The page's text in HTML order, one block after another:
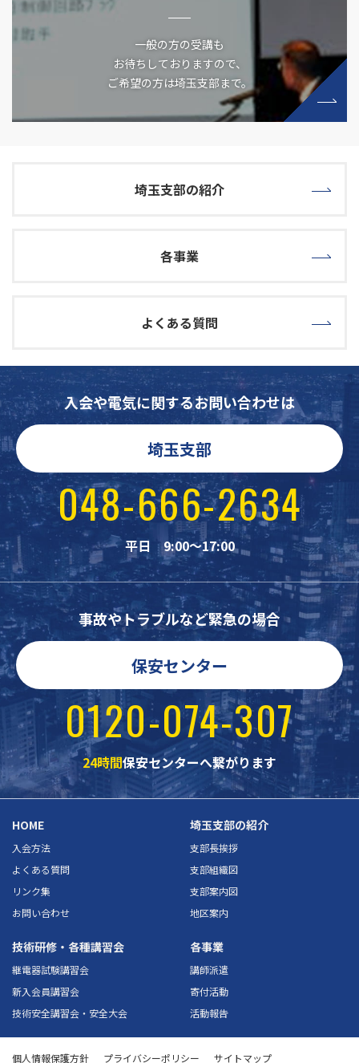
一般の方の受講も
お待ちしておりますので、
ご希望の方は埼玉支部まで。
埼玉支部の紹介
各事業
よくある質問
入会や電気に関するお問い合わせは
埼玉支部
048-666-2634
平日 9:00～17:00
事故やトラブルなど緊急の場合
保安センター
0120-074-307
24時間保安センターへ繋がります
HOME
入会方法
よくある質問
リンク集
お問い合わせ
埼玉支部の紹介
支部長挨拶
支部組織図
支部案内図
地区案内
技術研修・各種講習会
継電器試験講習会
新入会員講習会
技術安全講習会・安全大会
各事業
講師派遣
寄付活動
活動報告
個人情報保護方針 プライバシーポリシー サイトマップ